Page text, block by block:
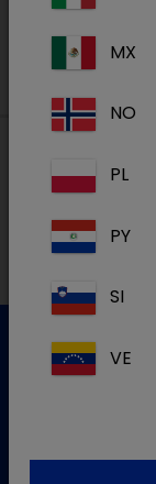
Lokale
info
MX
NO
PL
PY
SI
VE